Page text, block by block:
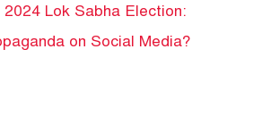
Lok Sabha Election:
on Social Media?